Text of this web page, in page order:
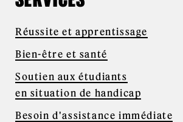
Réussite et apprentissage
Bien-être et santé
Soutien aux étudiants
en situation de handicap
Besoin d'assistance immédiate